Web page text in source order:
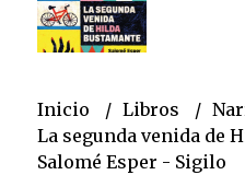
Inicio Libros
La segunda venida de
Salomé Esper - Sigilo